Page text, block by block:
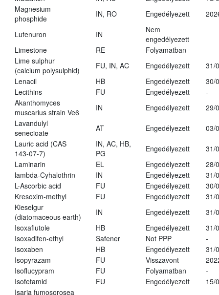
Magnesium
phosphide
IN, RO Engedélyezett
Lufenuron IN
Nem
engedélyezett
Limestone
RE
Folyamatban
Lime sulphur
(calcium polysulphid)
FU, IN, AC Engedélyezett
31/
Lenacil
HB Engedélyezett
30/
Lecithins
FU Engedélyezett
-
Akanthomyces
muscarius strain Ve6
IN Engedélyezett
29/
Lavandulyl
senecioate
AT Engedélyezett
03/
Lauric acid (CAS
143-07-7)
IN, AC, HB,
PG
Engedélyezett
31/
Laminarin
EL Engedélyezett
28/
lambda-Cyhalothrin
IN Engedélyezett
31/
L-Ascorbic acid
FU Engedélyezett
30/
Kresoxim-methyl
FU Engedélyezett
31/
Kieselgur
(diatomaceous earth)
IN Engedélyezett
31/
Isoxaflutole
HB Engedélyezett
31/
Isoxadifen-ethyl
Safener Not PPP
-
Isoxaben
HB Engedélyezett
31/
Isopyrazam
FU Visszavont
Isoflucypram
FU Folyamatban
-
Isofetamid
FU Engedélyezett
15/
Isaria fumosorosea